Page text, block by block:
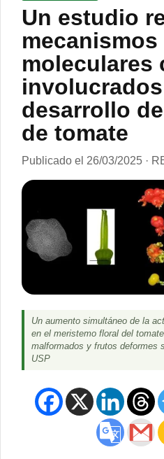
Un estudio
mecanismos
moleculares
desarrollo
de tomate
Publicado el 26/03/2025 ·
Un aumento simultáneo de la
en el meristemo floral del
malformados y frutos deformes
USP